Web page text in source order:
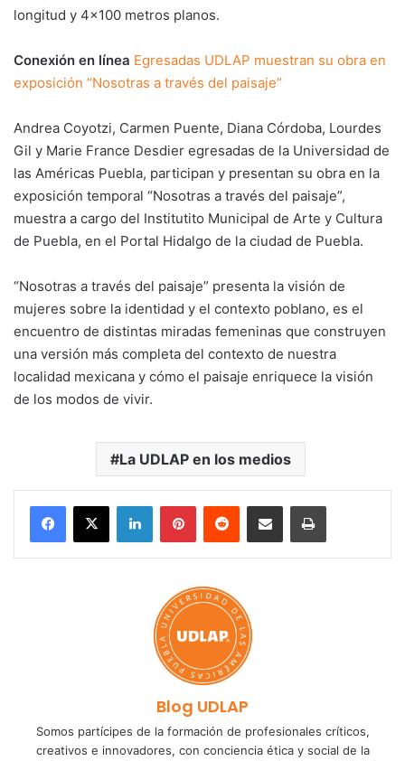
longitud y 4×100 metros planos.
Conexión en línea Egresadas UDLAP muestran su obra en
exposición “Nosotras a través del paisaje”
Andrea Coyotzi, Carmen Puente, Diana Córdoba, Lourdes
Gil y Marie France Desdier egresadas de la Universidad de
las Américas Puebla, participan y presentan su obra en la
exposición temporal “Nosotras a través del paisaje”,
muestra a cargo del Institutito Municipal de Arte y Cultura
de Puebla, en el Portal Hidalgo de la ciudad de Puebla.
“Nosotras a través del paisaje” presenta la visión de
mujeres sobre la identidad y el contexto poblano, es el
encuentro de distintas miradas femeninas que construyen
una versión más completa del contexto de nuestra
localidad mexicana y cómo el paisaje enriquece la visión
de los modos de vivir.
La UDLAP en los medios
LinkedInPinterestReddit Share via Email Print
Blog UDLAP
Somos partícipes de la formación de profesionales críticos,
creativos e innovadores, con conciencia ética y social de la